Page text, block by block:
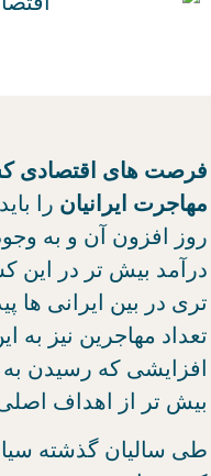
فرصت های اقتصادی
مهاجرت ایرانیان را
روز افزون آن و به
درآمد بیش تر در این
تری در بین ایرانی ها
تعداد مهاجرین نیز
افزایشی که رسیدن
بیش تر از اهداف
طی سالیان گذشته